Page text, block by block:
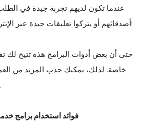
عندما تكون لديهم تجربة جيدة في
أصدقائهم أو يتركوا تعليقات جيدة عبر الإنترنت. هذا إعلان مجاني لك!
حتى أن بعض أدوات البرامج هذه تتيح
خاصة. لذلك، يمكنك جذب المزيد من
لتجربة طعامك بسعر أقل.
فوائد استخدام برامج